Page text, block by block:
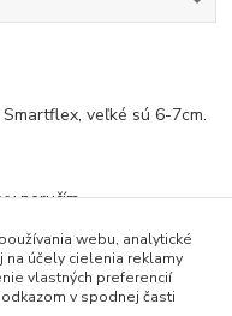
veľké sú 6-7cm.
neručím.
webu, analytické
účely cielenia reklamy
vlastných preferencií
v spodnej časti